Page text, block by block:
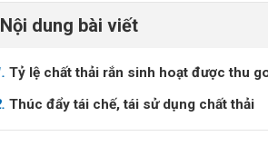
Nội dung bài viết
Tỷ lệ chất thải rắn sinh hoạt được thu
Thúc đẩy tái chế, tái sử dụng chất thải